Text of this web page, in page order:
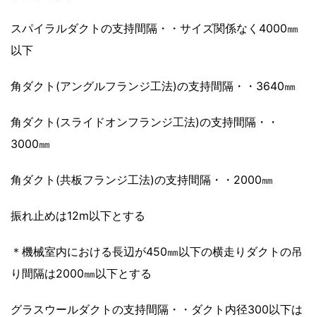
スパイラルダクトの支持間隔・・サイズ関係なく4000㎜
以下
角ダクト(アングルフランジ工法)の支持間隔・・3640㎜
角ダクト(スライドオンフランジ工法)の支持間隔・・
3000㎜
角ダクト(共板フランジ工法)の支持間隔・・2000㎜
振れ止めは12m以下とする
＊機械室内における長辺が450㎜以下の横走りダクトの吊
り間隔は2000㎜以下とする
グラスウールダクトの支持間隔・・ダクト内径300以下は